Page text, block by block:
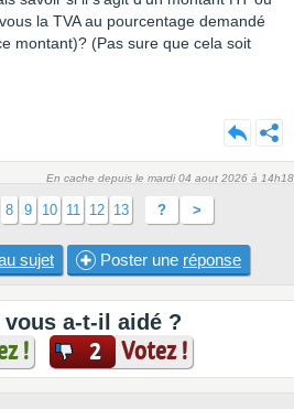
la TVA au pourcentage demandé
montant)? (Pas sure que cela soit
En cache depuis le mardi 04 aout 2026 à 14h18
8 9 10 11 12 13 ? >
sujet Poster une réponse
vous a-t-il aidé ?
! 2 Votez !